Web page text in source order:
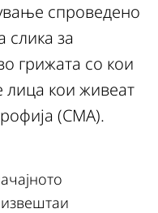
спроведено
слика за
грижата со кои
лица кои живеат
(СMA).